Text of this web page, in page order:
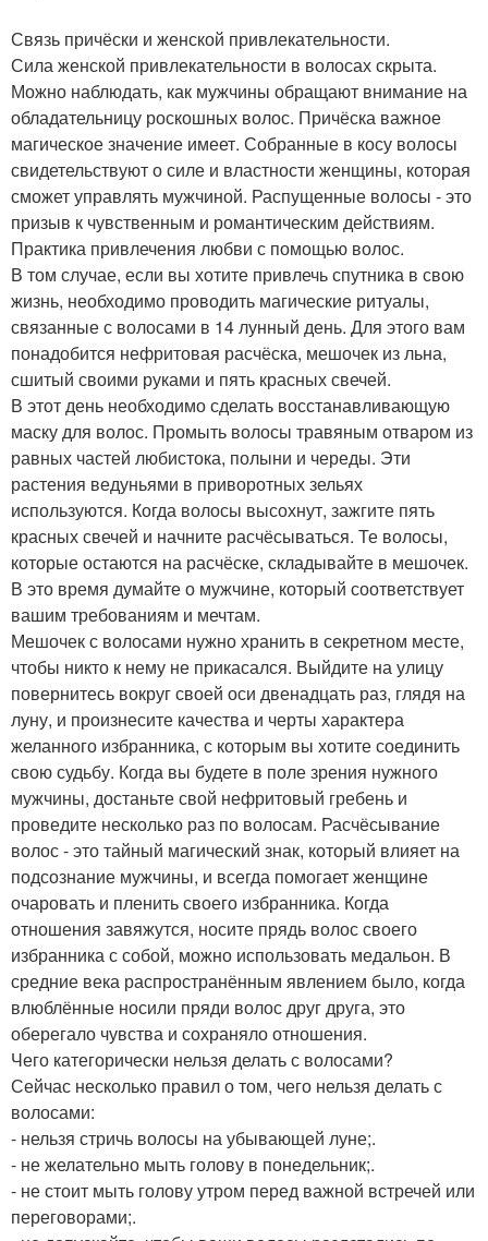
Связь причёски и женской привлекательности.
Сила женской привлекательности в волосах скрыта.
Можно наблюдать, как мужчины обращают внимание на
обладательницу роскошных волос. Причёска важное
магическое значение имеет. Собранные в косу волосы
свидетельствуют о силе и властности женщины, которая
сможет управлять мужчиной. Распущенные волосы - это
призыв к чувственным и романтическим действиям.
Практика привлечения любви с помощью волос.
В том случае, если вы хотите привлечь спутника в свою
жизнь, необходимо проводить магические ритуалы,
связанные с волосами в 14 лунный день. Для этого вам
понадобится нефритовая расчёска, мешочек из льна,
сшитый своими руками и пять красных свечей.
В этот день необходимо сделать восстанавливающую
маску для волос. Промыть волосы травяным отваром из
равных частей любистока, полыни и череды. Эти
растения ведуньями в приворотных зельях
используются. Когда волосы высохнут, зажгите пять
красных свечей и начните расчёсываться. Те волосы,
которые остаются на расчёске, складывайте в мешочек.
В это время думайте о мужчине, который соответствует
вашим требованиям и мечтам.
Мешочек с волосами нужно хранить в секретном месте,
чтобы никто к нему не прикасался. Выйдите на улицу
повернитесь вокруг своей оси двенадцать раз, глядя на
луну, и произнесите качества и черты характера
желанного избранника, с которым вы хотите соединить
свою судьбу. Когда вы будете в поле зрения нужного
мужчины, достаньте свой нефритовый гребень и
проведите несколько раз по волосам. Расчёсывание
волос - это тайный магический знак, который влияет на
подсознание мужчины, и всегда помогает женщине
очаровать и пленить своего избранника. Когда
отношения завяжутся, носите прядь волос своего
избранника с собой, можно использовать медальон. В
средние века распространённым явлением было, когда
влюблённые носили пряди волос друг друга, это
оберегало чувства и сохраняло отношения.
Чего категорически нельзя делать с волосами?
Сейчас несколько правил о том, чего нельзя делать с
волосами:
- нельзя стричь волосы на убывающей луне;.
- не желательно мыть голову в понедельник;.
- не стоит мыть голову утром перед важной встречей или
переговорами;.